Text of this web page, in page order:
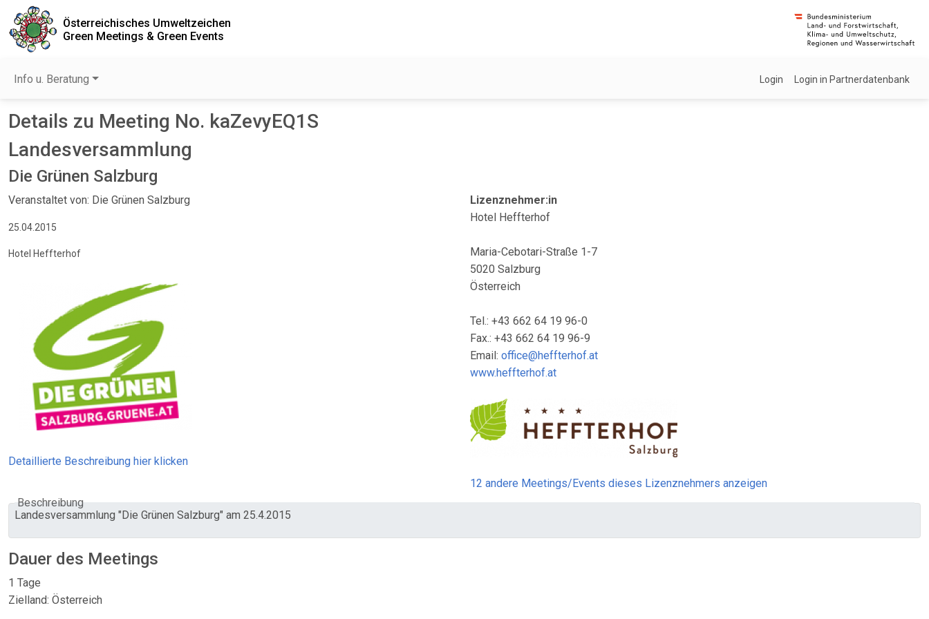
Österreichisches Umweltzeichen
Green Meetings & Green Events
Info u. Beratung Login Login in Partnerdatenbank
Details zu Meeting No. kaZevyEQ1S
Landesversammlung
Die Grünen Salzburg
Veranstaltet von: Die Grünen Salzburg
25.04.2015
Hotel Heffterhof
Detaillierte Beschreibung hier klicken
Lizenznehmer:in
Hotel Heffterhof
Maria-Cebotari-Straße 1-7
5020 Salzburg
Österreich
Tel.: +43 662 64 19 96-0
Fax.: +43 662 64 19 96-9
Email: office@heffterhof.at
www.heffterhof.at
12 andere Meetings/Events dieses Lizenznehmers anzeigen
Beschreibung
Landesversammlung "Die Grünen Salzburg" am 25.4.2015
Dauer des Meetings
1 Tage
Zielland: Österreich